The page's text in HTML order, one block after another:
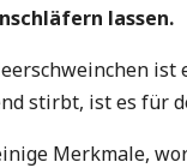
lassen.
stirbt, ist es für
Merkmale,